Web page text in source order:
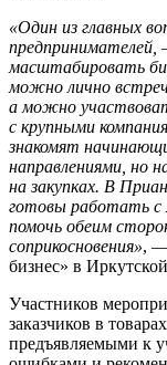
«Один из главных
предпринимателей,
масштабировать
можно лично
а можно
с крупными
знакомят
направлениями, но
на закупках. В
готовы работать
помочь обеим
соприкосновения», —
бизнес» в
Участников
заказчиков в
предъявляемыми к